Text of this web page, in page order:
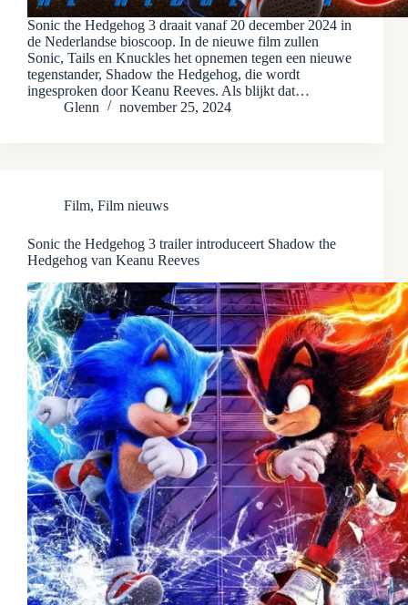
Sonic the Hedgehog 3 draait vanaf 20 december 2024 in
de Nederlandse bioscoop. In de nieuwe film zullen
Sonic, Tails en Knuckles het opnemen tegen een nieuwe
tegenstander, Shadow the Hedgehog, die wordt
ingesproken door Keanu Reeves. Als blijkt dat…
Glenn
november 25, 2024
Film, Film nieuws
Sonic the Hedgehog 3 trailer introduceert Shadow the
Hedgehog van Keanu Reeves